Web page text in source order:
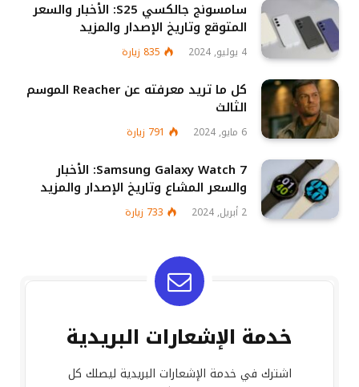
سامسونج جالكسي S25: الأخبار والسعر
المتوقع وتاريخ الإصدار والمزيد
4 يوليو, 2024 835 زيارة
كل ما تريد معرفته عن Reacher الموسم
الثالث
6 مايو, 2024 791 زيارة
Samsung Galaxy Watch 7: الأخبار
والسعر المشاع وتاريخ الإصدار والمزيد
2 أبريل, 2024 733 زيارة
خدمة الإشعارات البريدية
اشترك في خدمة الإشعارات البريدية ليصلك كل